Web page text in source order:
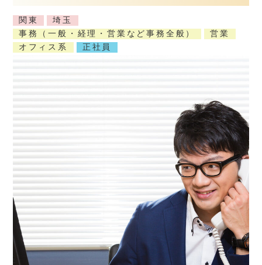
関東
埼玉
事務（一般・経理・営業など事務全般）
営業
オフィス系
正社員